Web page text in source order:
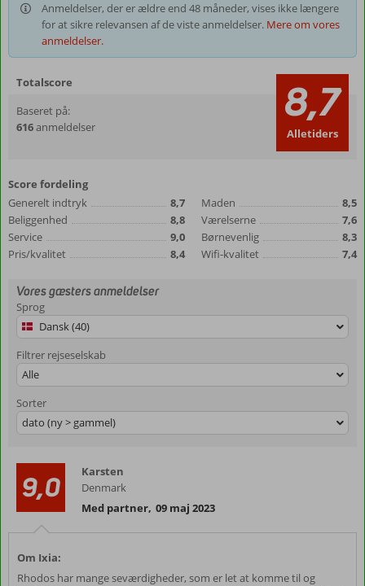
Anmeldelser, der er ældre end 48 måneder, vises ikke længere
for at sikre relevansen af de viste anmeldelser. Mere om vores
anmeldelser.
Totalscore
Baseret på:
616anmeldelser 8,7
Alletiders
Score fordeling
Generelt indtryk
8,7
Beliggenhed
8,8
Service
9,0
Pris/kvalitet
8,4
Maden
8,5
Værelserne
7,6
Børnevenlig
8,3
Wifi-kvalitet
7,4
Vores gæsters anmeldelser
Sprog
Dansk (40)
Filtrer rejseselskab
Alle
Sorter
dato (ny > gammel)
9,0
Karsten
Denmark
Med partner, 09 maj 2023
Om Ixia:
Rhodos har mange seværdigheder, som er let at komme til og